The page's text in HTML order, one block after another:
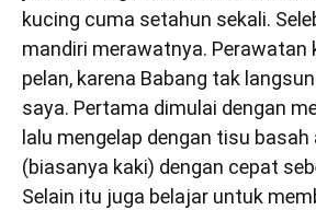
kucing cuma setahun sekali.
mandiri merawatnya. Perawatan
pelan, karena Babang tak
saya. Pertama dimulai dengan
lalu mengelap dengan tisu
(biasanya kaki) dengan cepat
Selain itu juga belajar untuk